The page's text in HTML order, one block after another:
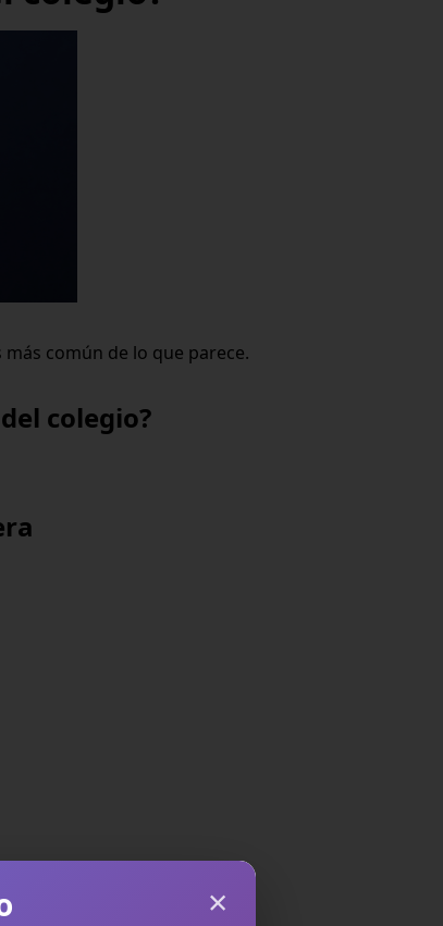
común de lo que parece.
colegio?
×